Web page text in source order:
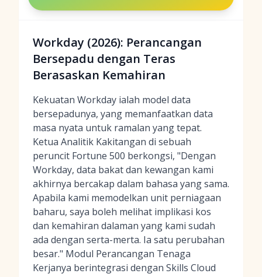
Workday (2026): Perancangan
Bersepadu dengan Teras
Berasaskan Kemahiran
Kekuatan Workday ialah model data
bersepadunya, yang memanfaatkan data
masa nyata untuk ramalan yang tepat.
Ketua Analitik Kakitangan di sebuah
peruncit Fortune 500 berkongsi, "Dengan
Workday, data bakat dan kewangan kami
akhirnya bercakap dalam bahasa yang sama.
Apabila kami memodelkan unit perniagaan
baharu, saya boleh melihat implikasi kos
dan kemahiran dalaman yang kami sudah
ada dengan serta-merta. Ia satu perubahan
besar." Modul Perancangan Tenaga
Kerjanya berintegrasi dengan Skills Cloud